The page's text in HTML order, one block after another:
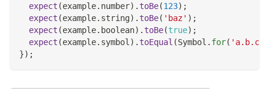
expect (example. number) . toBe(123) ;
expect (example. string) . toBe( 'baz' ) ;
expect (example. boolean) . toBe(true) ;
expect (example. symbol ) . toEqual (Symbol . for( 'a.b.c'
}) ;